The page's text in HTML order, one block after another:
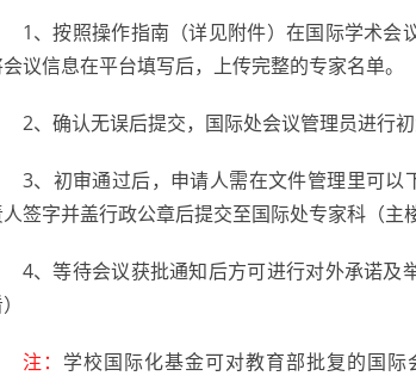
1、按照操作指南（详见附件）在国际学术会
议信息在平台填写后，上传完整的专家名单。
2、确认无误后提交，国际处会议管理员进行初
3、初审通过后，申请人需在文件管理里可以
签字并盖行政公章后提交至国际处专家科（主
4、等待会议获批通知后方可进行对外承诺及
注： 学校国际化基金可对教育部批复的国际